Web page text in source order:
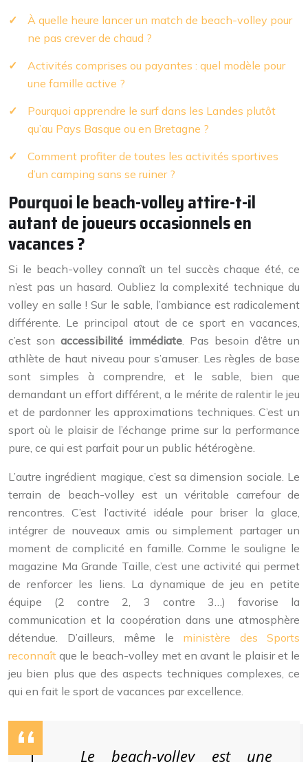
À quelle heure lancer un match de beach-volley pour
ne pas crever de chaud ?
Activités comprises ou payantes : quel modèle pour
une famille active ?
Pourquoi apprendre le surf dans les Landes plutôt
qu’au Pays Basque ou en Bretagne ?
Comment profiter de toutes les activités sportives
d’un camping sans se ruiner ?
Pourquoi le beach-volley attire-t-il
autant de joueurs occasionnels en
vacances ?
Si le beach-volley connaît un tel succès chaque été, ce
n’est pas un hasard. Oubliez la complexité technique du
volley en salle ! Sur le sable, l’ambiance est radicalement
différente. Le principal atout de ce sport en vacances,
c’est son accessibilité immédiate . Pas besoin d’être un
athlète de haut niveau pour s’amuser. Les règles de base
sont simples à comprendre, et le sable, bien que
demandant un effort différent, a le mérite de ralentir le jeu
et de pardonner les approximations techniques. C’est un
sport où le plaisir de l’échange prime sur la performance
pure, ce qui est parfait pour un public hétérogène.
L’autre ingrédient magique, c’est sa dimension sociale. Le
terrain de beach-volley est un véritable carrefour de
rencontres. C’est l’activité idéale pour briser la glace,
intégrer de nouveaux amis ou simplement partager un
moment de complicité en famille. Comme le souligne le
magazine Ma Grande Taille, c’est une activité qui permet
de renforcer les liens. La dynamique de jeu en petite
équipe (2 contre 2, 3 contre 3…) favorise la
communication et la coopération dans une atmosphère
détendue. D’ailleurs, même le ministère des Sports
reconnaît que le beach-volley met en avant le plaisir et le
jeu bien plus que des aspects techniques complexes, ce
qui en fait le sport de vacances par excellence.
Le beach-volley est une